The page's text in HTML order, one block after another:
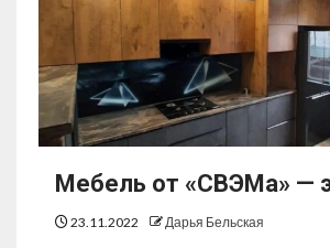
Мебель от «СВЭМа» —
23.11.2022 Дарья Бельская